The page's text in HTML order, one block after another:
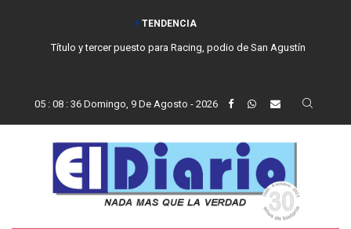
TENDENCIA
Título y tercer puesto para Racing, podio de San Agustín
05 : 08 : 37 Domingo, 9 De Agosto - 2026